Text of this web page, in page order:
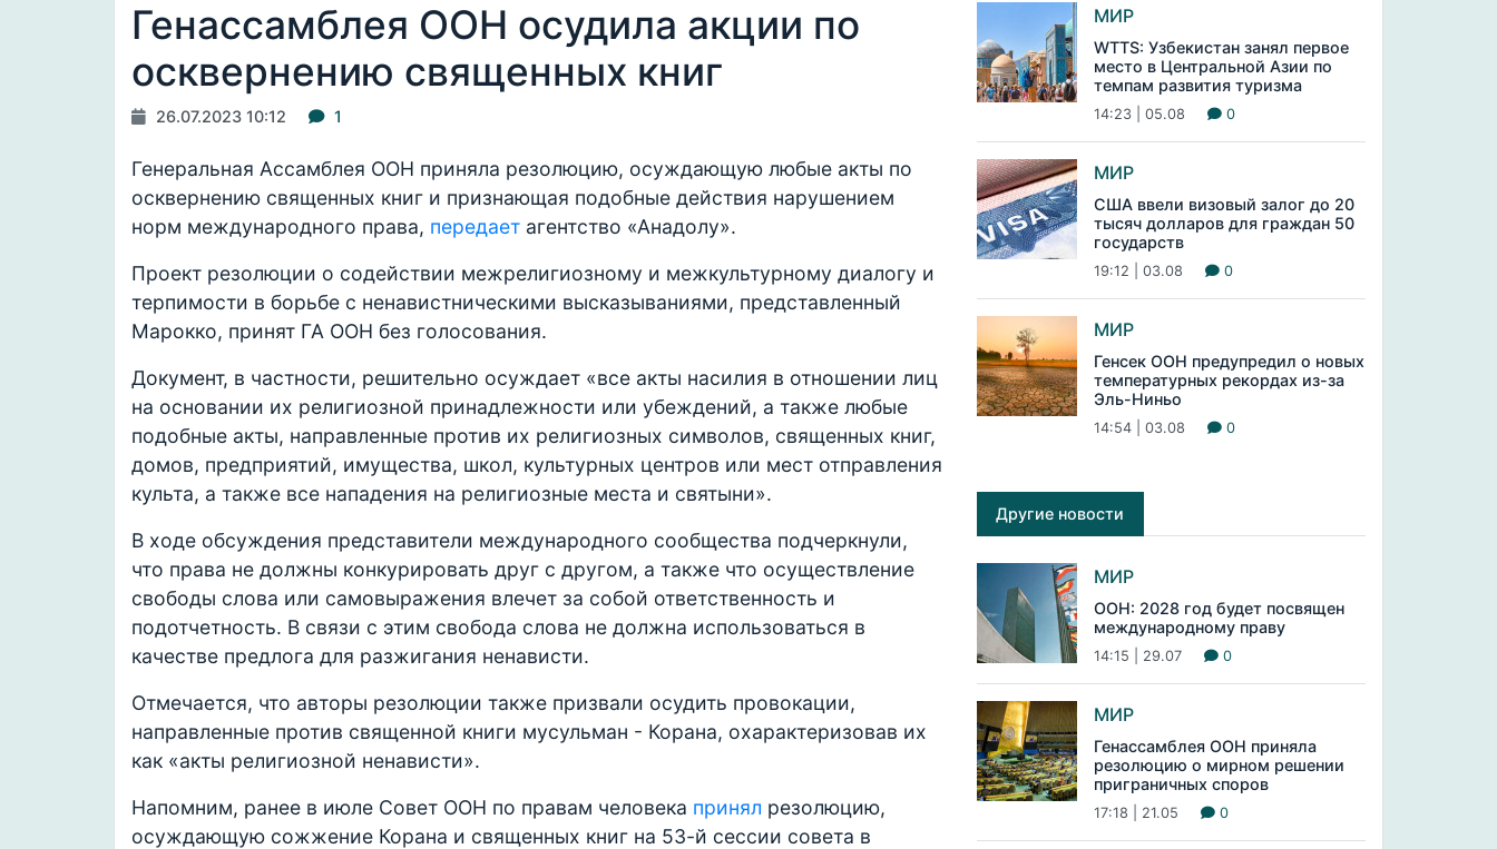
Генассамблея ООН осудила акции по
осквернению священных книг
26.07.2023 10:12 1
Генеральная Ассамблея ООН приняла резолюцию, осуждающую любые акты по
осквернению священных книг и признающая подобные действия нарушением
норм международного права, передает агентство «Анадолу».
Проект резолюции о содействии межрелигиозному и межкультурному диалогу и
терпимости в борьбе с ненавистническими высказываниями, представленный
Марокко, принят ГА ООН без голосования.
Документ, в частности, решительно осуждает «все акты насилия в отношении лиц
на основании их религиозной принадлежности или убеждений, а также любые
подобные акты, направленные против их религиозных символов, священных книг,
домов, предприятий, имущества, школ, культурных центров или мест отправления
культа, а также все нападения на религиозные места и святыни».
В ходе обсуждения представители международного сообщества подчеркнули,
что права не должны конкурировать друг с другом, а также что осуществление
свободы слова или самовыражения влечет за собой ответственность и
подотчетность. В связи с этим свобода слова не должна использоваться в
качестве предлога для разжигания ненависти.
Отмечается, что авторы резолюции также призвали осудить провокации,
направленные против священной книги мусульман - Корана, охарактеризовав их
как «акты религиозной ненависти».
Напомним, ранее в июле Совет ООН по правам человека принял резолюцию,
осуждающую сожжение Корана и священных книг на 53-й сессии совета в
МИР
WTTS: Узбекистан занял первое
место в Центральной Азии по
темпам развития туризма
14:23 | 05.08 0
МИР
США ввели визовый залог до 20
тысяч долларов для граждан 50
государств
19:12 | 03.08 0
МИР
Генсек ООН предупредил о новых
температурных рекордах из-за
Эль-Ниньо
14:54 | 03.08 0
Другие новости
МИР
ООН: 2028 год будет посвящен
международному праву
14:15 | 29.07 0
МИР
Генассамблея ООН приняла
резолюцию о мирном решении
приграничных споров
17:18 | 21.05 0